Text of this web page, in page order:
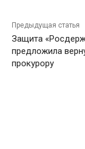
Предыдущая статья
Защита
предложила
прокурору